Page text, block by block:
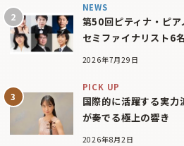
NEWS
第50回ピティナ・ピア
セミファイナリスト6
2026年7月29日
PICK UP
国際的に活躍する実
が奏でる極上の響き
2026年8月2日